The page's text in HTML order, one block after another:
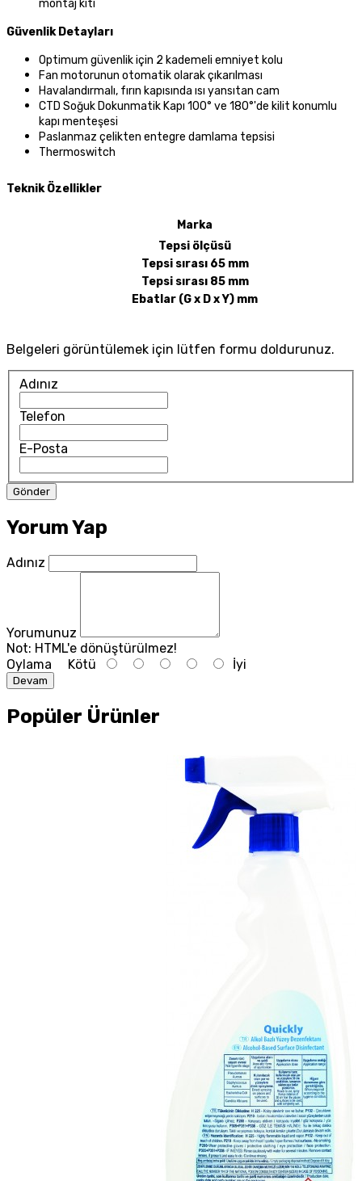
montaj kiti
Güvenlik Detayları
Optimum güvenlik için 2 kademeli emniyet kolu
Fan motorunun otomatik olarak çıkarılması
Havalandırmalı, fırın kapısında ısı yansıtan cam
CTD Soğuk Dokunmatik Kapı 100° ve 180°'de kilit konumlu
kapı menteşesi
Paslanmaz çelikten entegre damlama tepsisi
Thermoswitch
Teknik Özellikler
Marka
Tepsi ölçüsü
Tepsi sırası 65 mm
Tepsi sırası 85 mm
Ebatlar (G x D x Y) mm
Belgeleri görüntülemek için lütfen formu doldurunuz.
Adınız
Telefon
E-Posta
Yorum Yap
Adınız
Yorumunuz
Not: HTML'e dönüştürülmez!
Oylama Kötü İyi
Devam
Popüler Ürünler